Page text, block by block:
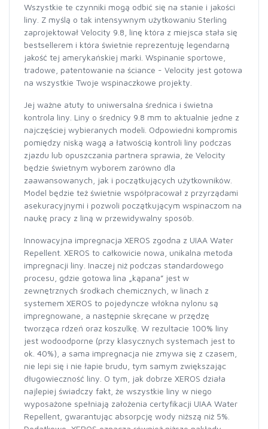
Wszystkie te czynniki mogą odbić się na stanie i jakości
liny. Z myślą o tak intensywnym użytkowaniu Sterling
zaprojektował Velocity 9.8, linę która z miejsca stała się
bestsellerem i która świetnie reprezentuję legendarną
jakość tej amerykańskiej marki. Wspinanie sportowe,
tradowe, patentowanie na ściance - Velocity jest gotowa
na wszystkie Twoje wspinaczkowe projekty.
Jej ważne atuty to uniwersalna średnica i świetna
kontrola liny. Liny o średnicy 9.8 mm to aktualnie jedne z
najczęściej wybieranych modeli. Odpowiedni kompromis
pomiędzy niską wagą a łatwością kontroli liny podczas
zjazdu lub opuszczania partnera sprawia, że Velocity
będzie świetnym wyborem zarówno dla
zaawansowanych, jak i początkujących użytkowników.
Model będzie też świetnie współpracował z przyrządami
asekuracyjnymi i pozwoli początkującym wspinaczom na
naukę pracy z liną w przewidywalny sposób.
Innowacyjna impregnacja XEROS zgodna z UIAA Water
Repellent. XEROS to całkowicie nowa, unikalna metoda
impregnacji liny. Inaczej niż podczas standardowego
procesu, gdzie gotowa lina „kąpana” jest w
zewnętrznych środkach chemicznych, w linach z
systemem XEROS to pojedyncze włókna nylonu są
impregnowane, a następnie skręcane w przędzę
tworząca rdzeń oraz koszulkę. W rezultacie 100% liny
jest wodoodporne (przy klasycznych systemach jest to
ok. 40%), a sama impregnacja nie zmywa się z czasem,
nie lepi się i nie łapie brudu, tym samym zwiększając
długowieczność liny. O tym, jak dobrze XEROS działa
najlepiej świadczy fakt, że wszystkie liny w niego
wyposażone spełniają założenia certyfikacji UIAA Water
Repellent, gwarantując absorpcję wody niższą niż 5%.